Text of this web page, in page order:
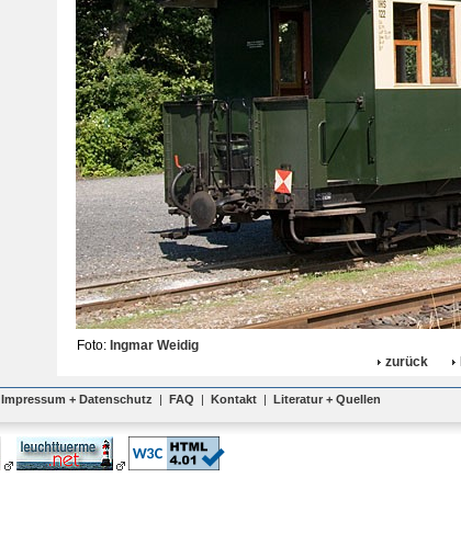
Foto: Ingmar Weidig
zurück
Impressum + Datenschutz | FAQ | Kontakt | Literatur + Quellen